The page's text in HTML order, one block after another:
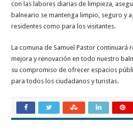
con las labores diarias de limpieza,
balneario se mantenga limpio, seguro y
residentes como para los visitantes.
La comuna de Samuel Pastor continuará
mejora y renovación en todo nuestro
su compromiso de ofrecer espacios
para todos los ciudadanos y turistas.